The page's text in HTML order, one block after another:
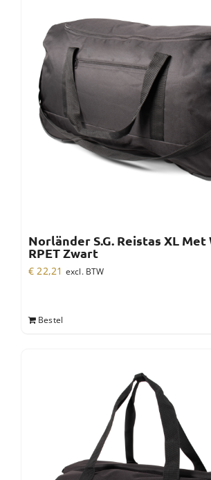
Norländer S.G. Reistas XL Met
RPET Zwart
€ 22,21 excl. BTW
Bestel